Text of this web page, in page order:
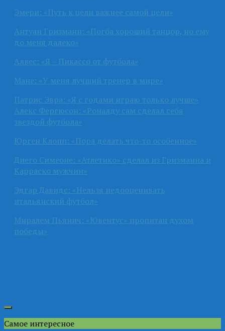
Эмери: «Путь к цели важнее самой цели»
Антуан Гризманн: «Погба хороший танцор, но ему
до меня далеко»
Алвес: «Я – Пикассо от футбола»
Мане: «У меня лучший тренер в мире»
Патрис Эвра: «Я с годами играю только лучше»
Алекс Фергюсон: «Роналду сам сделал себя
звездой футбола»
Юрген Клопп: «Пора делать что-то особенное»
Диего Симеоне: «Атлетико» сделал из Гризманна и
Карраско мужчин»
Эдгар Давидс: «Нельзя недооценивать
итальянский футбол»
Миралем Пьянич: «Ювентус» пропитан духом
победы»
Самое интересное